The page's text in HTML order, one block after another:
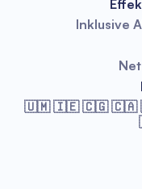
Inklusive
🇺🇲 🇮🇪 🇨🇬 🇨🇦